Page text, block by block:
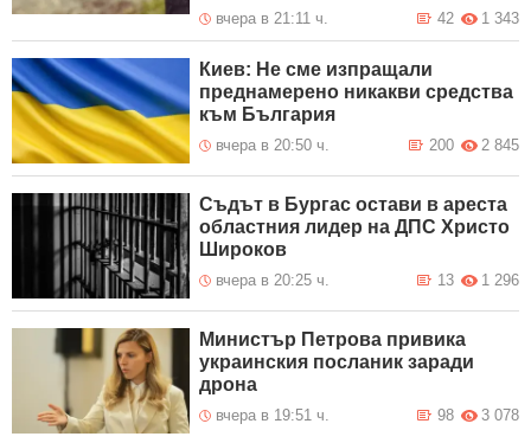
вчера в 21:11 ч. 1 343
42
Киев: Не сме изпращали
преднамерено никакви средства
към България
вчера в 20:50 ч. 2 845
200
Съдът в Бургас остави в ареста
областния лидер на ДПС Христо
Широков
вчера в 20:25 ч. 1 296
13
Министър Петрова привика
украинския посланик заради
дрона
вчера в 19:51 ч. 3 078
98